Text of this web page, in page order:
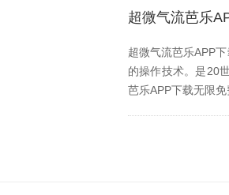
超微气流芭乐
超微气流芭乐APP
的操作技术。是
芭乐APP下载无限免费